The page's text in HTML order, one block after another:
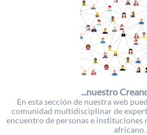
...nuestro
En esta sección de nuestra web
comunidad multidisciplinar de
encuentro de personas e
africano.